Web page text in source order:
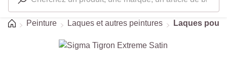
Accueil
Peinture Laques et autres peintures Laques pour
Ignorer la galerie d'images